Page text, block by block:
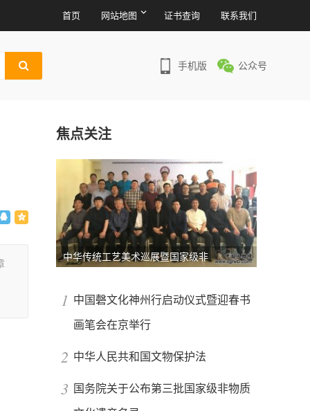
首页 网站地图 证书查询 联系我们
手机版 公众号
焦点关注
中华传统工艺美术巡展暨国家级非
1 中国磬文化神州行启动仪式暨迎春书
画笔会在京举行
2 中华人民共和国文物保护法
3 国务院关于公布第三批国家级非物质